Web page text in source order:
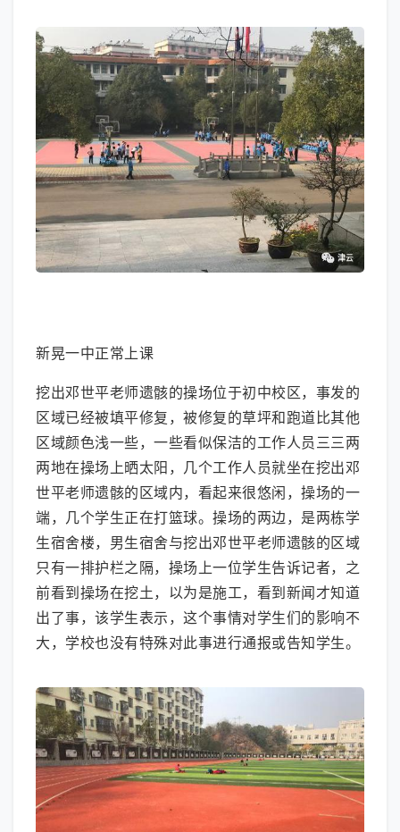
新晃一中正常上课
挖出邓世平老师遗骸的操场位于初中校区，事发的
区域已经被填平修复，被修复的草坪和跑道比其他
区域颜色浅一些，一些看似保洁的工作人员三三两
两地在操场上晒太阳，几个工作人员就坐在挖出邓
世平老师遗骸的区域内，看起来很悠闲，操场的一
端，几个学生正在打篮球。操场的两边，是两栋学
生宿舍楼，男生宿舍与挖出邓世平老师遗骸的区域
只有一排护栏之隔，操场上一位学生告诉记者，之
前看到操场在挖土，以为是施工，看到新闻才知道
出了事，该学生表示，这个事情对学生们的影响不
大，学校也没有特殊对此事进行通报或告知学生。